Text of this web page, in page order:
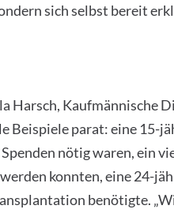
sich selbst bereit
Harsch, Kaufmännische
Beispiele parat: eine 15-
nötig waren, ein
konnten, eine 24-
benötigte.